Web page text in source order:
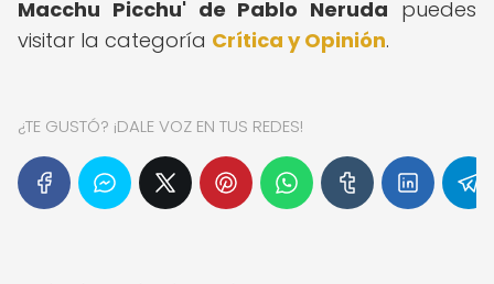
Macchu Picchu' de Pablo Neruda puedes
visitar la categoría Crítica y Opinión.
¿TE GUSTÓ? ¡DALE VOZ EN TUS REDES!